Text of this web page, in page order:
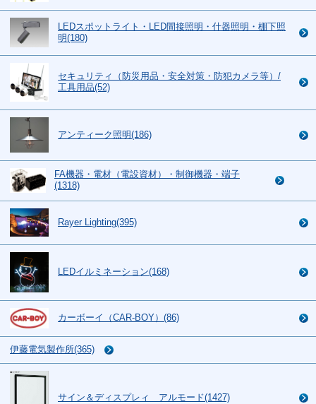
LEDスポットライト・LED間接照明・什器照明・棚下照
明(180)
セキュリティ（防災用品・安全対策・防犯カメラ等）/
工具用品(52)
アンティーク照明(186)
FA機器・電材（電設資材）・制御機器・端子
(1318)
Rayer Lighting(395)
LEDイルミネーション(168)
カーボーイ（CAR-BOY）(86)
伊藤電気製作所(365)
サイン＆ディスプレィ アルモード(1427)